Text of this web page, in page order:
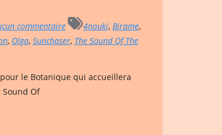
commentaire 4nouki, Birame,
, Olga, Sunchaser, The Sound Of The
le Botanique qui accueillera
Sound Of